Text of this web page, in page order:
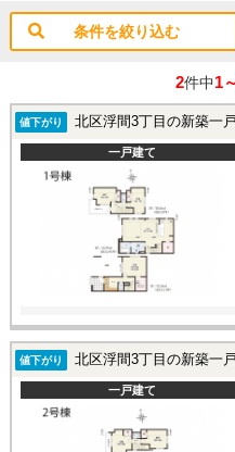
条件を絞り込む
2件中1
値下がり 北区浮間3丁目の新築一
一戸建て
値下がり 北区浮間3丁目の新築一
一戸建て